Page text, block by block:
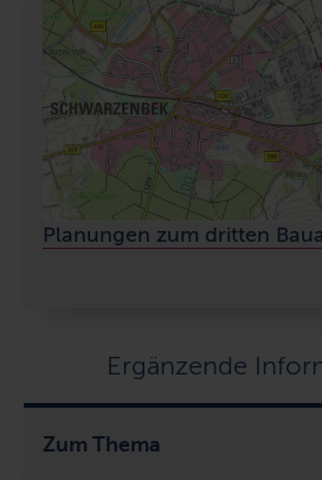
Planungen zum dritten
Ergänzende
Zum Thema